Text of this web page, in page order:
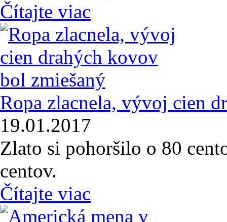
Čítajte viac
Ropa zlacnela, vývoj cien
19.01.2017
Zlato si pohoršilo o 80
centov.
Čítajte viac